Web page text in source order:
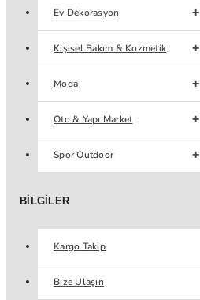
Ev Dekorasyon
Kişisel Bakım & Kozmetik
Moda
Oto & Yapı Market
Spor Outdoor
BILGILER
Kargo Takip
Bize Ulaşın